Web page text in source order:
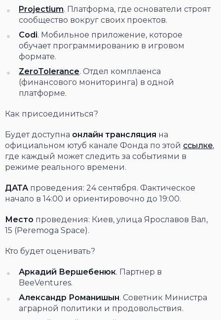
Projectium. Платформа, где основатели строят
сообщество вокруг своих проектов.
Codi. Мобильное приложение, которое
обучает программированию в игровом
формате.
ZeroTolerance. Отдел комплаенса
(финансового мониторинга) в одной
платформе.
Как присоединиться?
Будет доступна онлайн трансляция на
официальном ютуб канале Фонда по этой ссылке,
где каждый может следить за событиями в
режиме реального времени.
ДАТА проведения: 24 сентября. Фактическое
начало в 14:00 и ориентировочно до 19:00.
Место проведения: Киев, улица Ярославов Вал,
15 (Peremoga Space).
Кто будет оценивать?
Аркадий Вершебенюк. Партнер в
BeeVentures.
Александр Романишын. Советник Министра
аграрной политики и продовольствия.